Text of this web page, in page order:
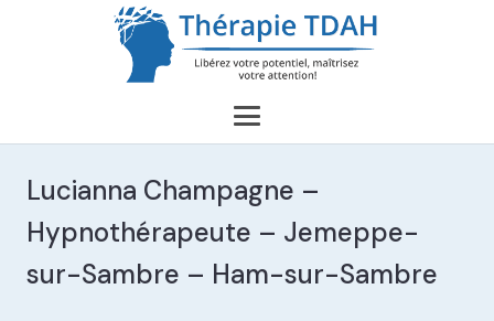
Lucianna Champagne –
Hypnothérapeute – Jemeppe-
sur-Sambre – Ham-sur-Sambre